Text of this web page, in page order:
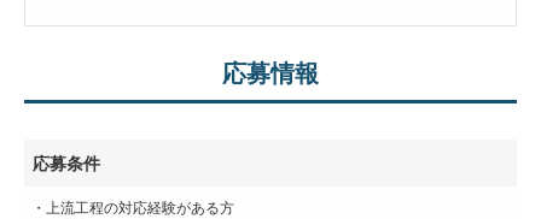
応募情報
応募条件
・上流工程の対応経験がある方